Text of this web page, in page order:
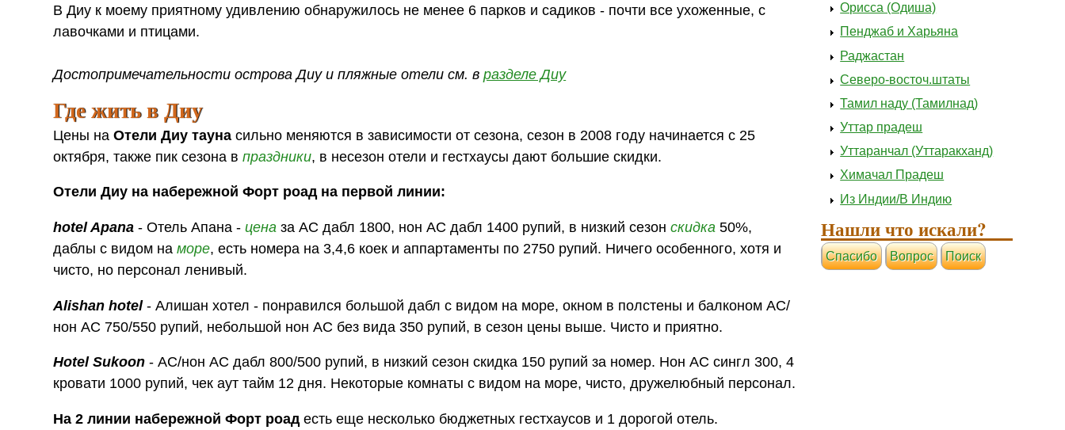
В Диу к моему приятному удивлению обнаружилось не менее 6 парков и садиков - почти все ухоженные, с
лавочками и птицами.
Достопримечательности острова Диу и пляжные отели см. вразделе Диу
Где жить в Диу
Цены наОтели Диу тауна сильно меняются в зависимости от сезона, сезон в 2008 году начинается с 25
октября, также пик сезона впраздники, в несезон отели и гестхаусы дают большие скидки.
Отели Диу на набережной Форт роад на первой линии:
hotel Apana- Отель Апана -цена за АС дабл 1800, нон АС дабл 1400 рупий, в низкий сезонскидка 50%,
даблы с видом наморе, есть номера на 3,4,6 коек и аппартаменты по 2750 рупий. Ничего особенного, хотя и
чисто, но персонал ленивый.
Alishan hotel- Алишан хотел - понравился большой дабл с видом на море, окном в полстены и балконом АС/
нон АС 750/550 рупий, небольшой нон АС без вида 350 рупий, в сезон цены выше. Чисто и приятно.
Hotel Sukoon- АС/нон АС дабл 800/500 рупий, в низкий сезон скидка 150 рупий за номер. Нон АС сингл 300, 4
кровати 1000 рупий, чек аут тайм 12 дня. Некоторые комнаты с видом на море, чисто, дружелюбный персонал.
На 2 линии набережной Форт роад есть еще несколько бюджетных гестхаусов и 1 дорогой отель.
Орисса (Одиша)
Пенджаб и Харьяна
Раджастан
Северо-восточ.штаты
Тамил наду (Тамилнад)
Уттар прадеш
Уттаранчал (Уттаракханд)
Химачал Прадеш
Из Индии/В Индию
Нашли что искали?
Cпасибо Вопрос Поиск